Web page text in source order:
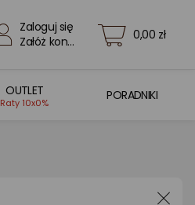
Zaloguj się
Załóż konto
0,00 zł
OUTLET
Raty 10x0%
PORADNIKI